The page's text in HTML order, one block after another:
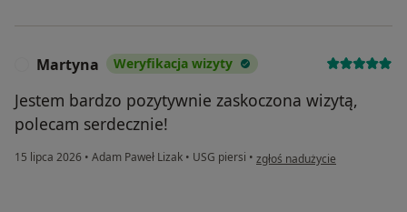
Martyna Weryfikacja wizyty
Jestem bardzo pozytywnie zaskoczona wizytą,
polecam serdecznie!
15 lipca 2026 • Adam Paweł Lizak • USG piersi • w opinii użytkownika Martyna
zgłoś nadużycie